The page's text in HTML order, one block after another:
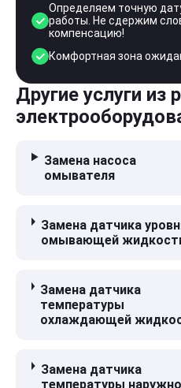
Определяем точную
работы. Не сдержим
компенсацию!
Комфортная зона
Другие услуги из
Замена насоса
омывателя
Замена датчика
омывающей
Замена датчика
температуры
охлаждающей
Замена датчика
температуры